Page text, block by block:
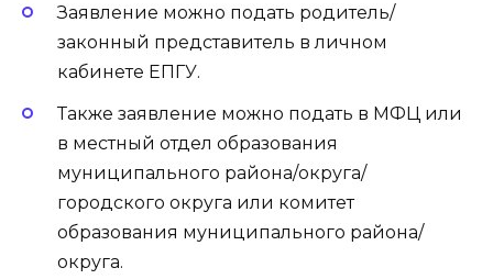
Заявление можно подать родитель/
законный представитель в личном
кабинете ЕПГУ.
Также заявление можно подать в МФЦ или
в местный отдел образования
муниципального района/округа/
городского округа или комитет
образования муниципального района/
округа.